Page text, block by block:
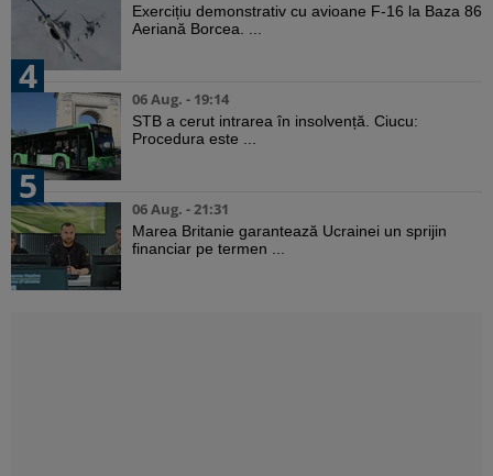
Exercițiu demonstrativ cu avioane F-16 la Baza 86
Aeriană Borcea. ...
4
06 Aug. - 19:14
STB a cerut intrarea în insolvență. Ciucu:
Procedura este ...
5
06 Aug. - 21:31
Marea Britanie garantează Ucrainei un sprijin
financiar pe termen ...